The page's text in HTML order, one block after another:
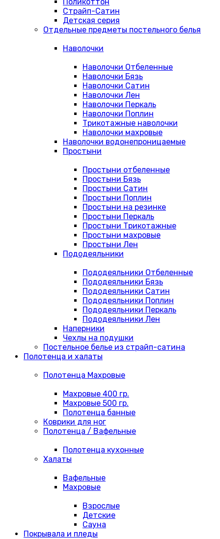
Страйп-Сатин
Детская серия
Отдельные предметы постельного белья
Наволочки
Наволочки Отбеленные
Наволочки Бязь
Наволочки Сатин
Наволочки Лен
Наволочки Перкаль
Наволочки Поплин
Трикотажные наволочки
Наволочки махровые
Наволочки водонепроницаемые
Простыни
Простыни отбеленные
Простыни Бязь
Простыни Сатин
Простыни Поплин
Простыни на резинке
Простыни Перкаль
Простыни Трикотажные
Простыни махровые
Простыни Лен
Пододеяльники
Пододеяльники Отбеленные
Пододеяльники Бязь
Пододеяльники Сатин
Пододеяльники Поплин
Пододеяльники Перкаль
Пододеяльники Лен
Наперники
Чехлы на подушки
Постельное белье из страйп-сатина
Полотенца и халаты
Полотенца Махровые
Махровые 400 гр.
Махровые 500 гр.
Полотенца банные
Коврики для ног
Полотенца / Вафельные
Полотенца кухонные
Халаты
Вафельные
Махровые
Взрослые
Детские
Сауна
Покрывала и пледы